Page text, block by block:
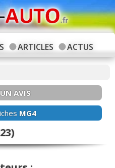
ARTICLES ACTUS
AVIS
MG4